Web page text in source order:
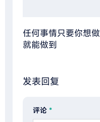
任何事情只要你想做
就能做到
发表回复
评论 *